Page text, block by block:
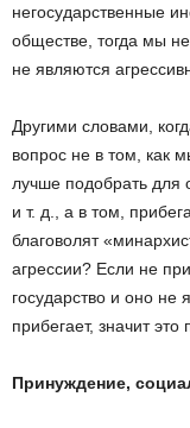
негосударственные
обществе, тогда мы не
не являются
Другими словами,
вопрос не в том, как
лучше подобрать для
и т. д., а в том,
благоволят
агрессии? Если не
государство и оно не
прибегает, значит это
Принуждение,